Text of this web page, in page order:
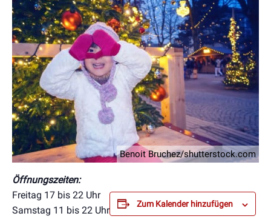
Benoit Bruchez/shutterstock.com
Öffnungszeiten:
Freitag 17 bis 22 Uhr
Samstag 11 bis 22 Uhr
Zum Kalender hinzufügen